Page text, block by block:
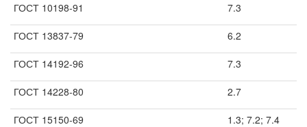
ГОСТ 10198-91 7.3
ГОСТ 13837-79 6.2
ГОСТ 14192-96 7.3
ГОСТ 14228-80 2.7
ГОСТ 15150-69 1.3; 7.2; 7.4